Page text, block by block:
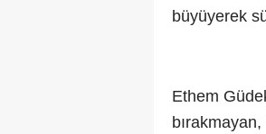
büyüyerek
Ethem